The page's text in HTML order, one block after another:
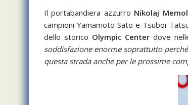
Il portabandiera azzurro Nikolaj
campioni Yamamoto Sato e Tsuboi
dello storico Olympic Center dove
soddisfazione enorme soprattutto
questa strada anche per le prossime